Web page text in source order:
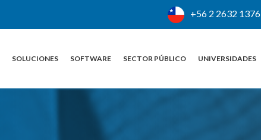
+56 2 2632 1376
SOLUCIONES SOFTWARE SECTOR PÚBLICO UNIVERSIDADES